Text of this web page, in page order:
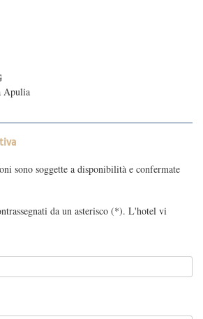
Apulia
sono soggette a disponibilità e confermate
da un asterisco (*). L'hotel vi